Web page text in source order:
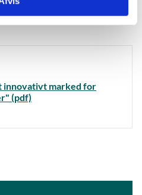
innovativt marked for
(pdf)